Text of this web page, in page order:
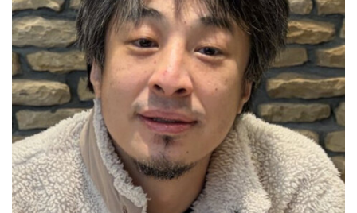
【無印良品】「輪ゴムでいいじゃん」と思ってごめん。2
90円『地味すごバンド』の口コミを調査したら『トイレ
での神活用術』ま...
未分類
tend Editorial Team
「正解出た」「どこまでも許されるわけない」とSNSで物
議。伊集院光、あのちゃんの番組降板騒動で持論を展開
HUMAN（話題の人）
ENTERTAINMENT
tend Editorial Team